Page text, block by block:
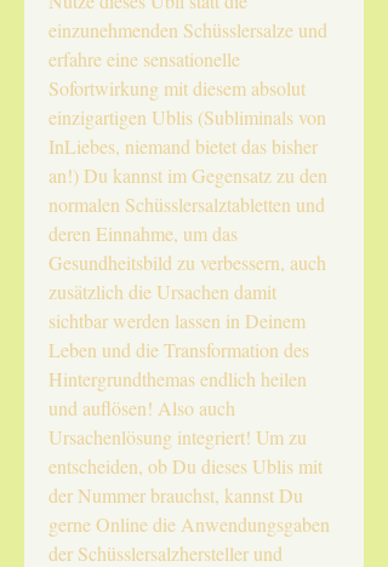
einzunehmenden Schüsslersalze und
erfahre eine sensationelle
Sofortwirkung mit diesem absolut
einzigartigen Ublis (Subliminals von
InLiebes, niemand bietet das bisher
an!) Du kannst im Gegensatz zu den
normalen Schüsslersalztabletten und
deren Einnahme, um das
Gesundheitsbild zu verbessern, auch
zusätzlich die Ursachen damit
sichtbar werden lassen in Deinem
Leben und die Transformation des
Hintergrundthemas endlich heilen
und auflösen! Also auch
Ursachenlösung integriert! Um zu
entscheiden, ob Du dieses Ublis mit
der Nummer brauchst, kannst Du
gerne Online die Anwendungsgaben
der Schüsslersalzhersteller und